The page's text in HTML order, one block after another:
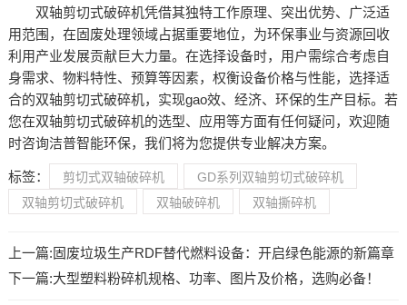
双轴剪切式破碎机凭借其独特工作原理、突出优势、广泛适
用范围，在固废处理领域占据重要地位，为环保事业与资源回收
利用产业发展贡献巨大力量。在选择设备时，用户需综合考虑自
身需求、物料特性、预算等因素，权衡设备价格与性能，选择适
合的双轴剪切式破碎机，实现gao效、经济、环保的生产目标。若
您在双轴剪切式破碎机的选型、应用等方面有任何疑问，欢迎随
时咨询洁普智能环保，我们将为您提供专业解决方案。
标签： 剪切式双轴破碎机
GD系列双轴剪切式破碎机
双轴剪切式破碎机
双轴破碎机 双轴撕碎机
上一篇:固废垃圾生产‌RDF替代燃料设备：开启绿色能源的新篇章
下一篇:大型塑料粉碎机规格、功率、图片及价格，选购必备！